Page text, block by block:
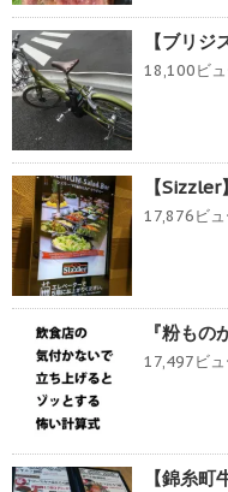
【ブリ
18,100ビ
【
17,876ビュ
『粉も
17,497ビュ
【錦糸